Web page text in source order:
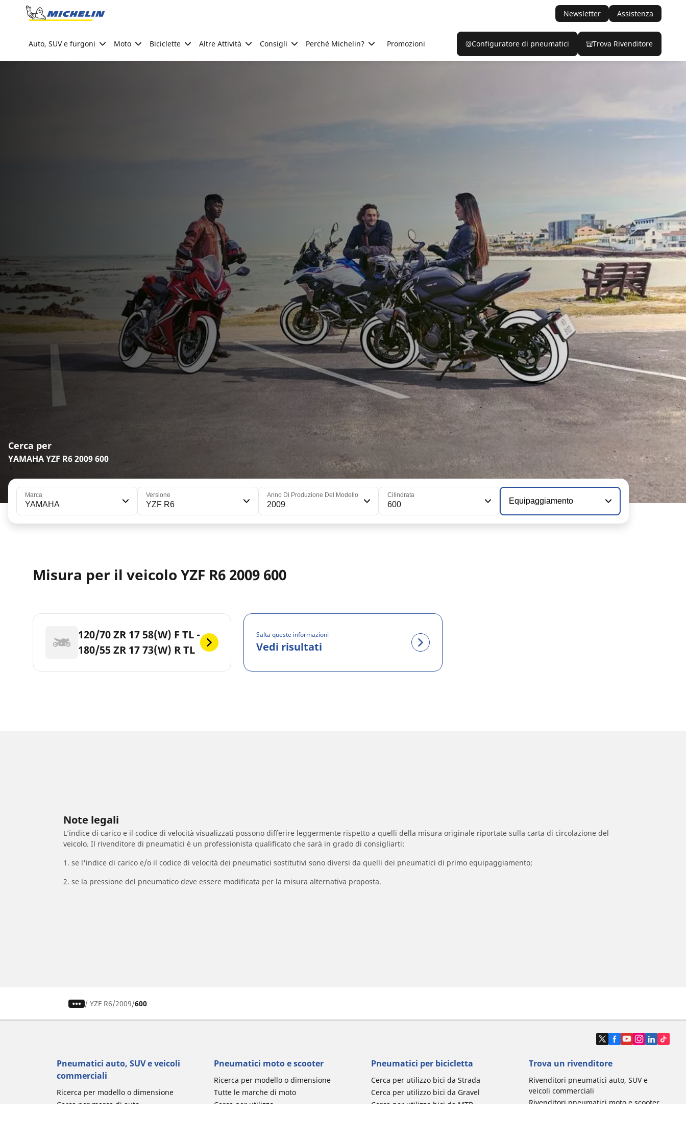
Go to page content
Newsletter Assistenza
Auto, SUV e furgoni Moto Biciclette Altre Attività Consigli Perché Michelin? Promozioni Configuratore di pneumatici Trova Rivenditore
Cerca per
YAMAHA YZF R6 2009 600
Marca
YAMAHA
Versione
YZF R6
Anno Di Produzione Del Modello
2009
Cilindrata
600 Equipaggiamento
Misura per il veicolo YZF R6 2009 600
120/70 ZR 17 58(W) F TL -
180/55 ZR 17 73(W) R TL
Salta queste informazioni
Vedi risultati
Note legali
L’indice di carico e il codice di velocità visualizzati possono differire leggermente rispetto a quelli della misura originale riportate sulla carta di circolazione del
veicolo. Il rivenditore di pneumatici è un professionista qualificato che sarà in grado di consigliarti:
1. se l'indice di carico e/o il codice di velocità dei pneumatici sostitutivi sono diversi da quelli dei pneumatici di primo equipaggiamento;
2. se la pressione del pneumatico deve essere modificata per la misura alternativa proposta.
/ YZF R6 2009 600
Pneumatici auto, SUV e veicoli
commerciali
Ricerca per modello o dimensione
Cerca per marca di auto
Pneumatici moto e scooter
Ricerca per modello o dimensione
Tutte le marche di moto
Cerca per utilizzo
Pneumatici per bicicletta
Cerca per utilizzo bici da Strada
Cerca per utilizzo bici da Gravel
Cerca per utilizzo bici da MTB
Trova un rivenditore
Rivenditori pneumatici auto, SUV e
veicoli commerciali
Rivenditori pneumatici moto e scooter